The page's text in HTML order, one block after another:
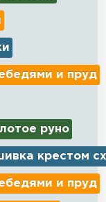
и пруд
руно
крестом
и пруд